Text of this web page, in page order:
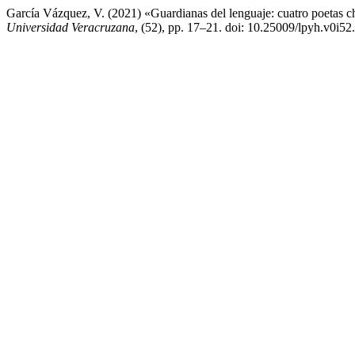
García Vázquez, V. (2021) «Guardianas del lenguaje: cuatro poetas
Universidad Veracruzana, (52), pp. 17–21. doi: 10.25009/